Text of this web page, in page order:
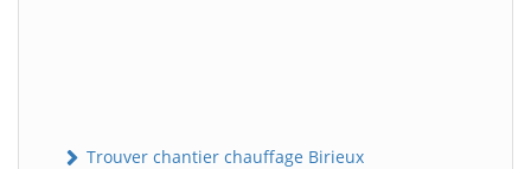
Trouver chantier chauffage Birieux